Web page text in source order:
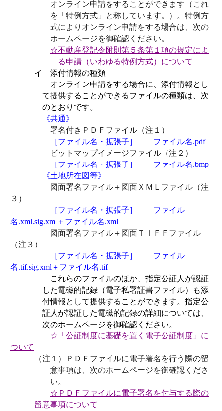
オンライン申請をすることができます（これ
を「特例方式」と称しています。）。特例方
式によりオンライン申請をする場合は、次の
ホームページを御確認ください。
☆不動産登記令附則第５条第１項の規定によ
る申請（いわゆる特例方式）について
イ 添付情報の種類
オンライン申請をする場合に、添付情報とし
て提供することができるファイルの種類は、次
のとおりです。
《共通》
署名付きＰＤＦファイル（注１）
［ファイル名・拡張子］ ファイル名.pdf
ビットマップイメージファイル（注２）
［ファイル名・拡張子］ ファイル名.bmp
《土地所在図等》
図面署名ファイル＋図面ＸＭＬファイル（注
３）
［ファイル名・拡張子］ ファイル
名.xml.sig.xml ＋ファイル名.xml
図面署名ファイル＋図面ＴＩＦＦファイル
（注３）
［ファイル名・拡張子］ ファイル
名.tif.sig.xml ＋ファイル名.tif
これらのファイルのほか、指定公証人が認証
した電磁的記録（電子私署証書ファイル）も添
付情報として提供することができます。指定公
証人が認証した電磁的記録の詳細については、
次のホームページを御確認ください。
☆「公証制度に基礎を置く電子公証制度」に
ついて
（注１）ＰＤＦファイルに電子署名を行う際の留
意事項は、次のホームページを御確認くださ
い。
☆ＰＤＦファイルに電子署名を付与する際の
留意事項について